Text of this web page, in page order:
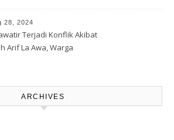
Harita, GPM Halsel
Polres Panggil Dan
Bapak Arif La Awa
28, 2024
Terjadi Konflik Akibat
Arif La Awa, Warga
ARCHIVES